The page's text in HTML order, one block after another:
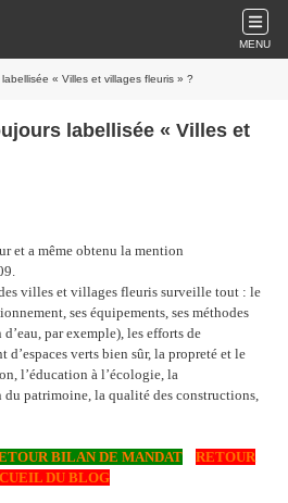
MENU
« Villes et villages fleuris » ?
labellisée « Villes et
et a même obtenu la mention
villes et villages fleuris surveille tout : le
ses équipements, ses méthodes
par exemple), les efforts de
d’espaces verts bien sûr, la propreté et le
l’éducation à l’écologie, la
patrimoine, la qualité des constructions,
BILAN DE MANDAT
RETOUR
DU BLOG